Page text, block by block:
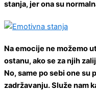
stanja, jer ona su
Na emocije ne možemo
ostanu, ako se za njih
No, same po sebi one
zadržavanju. Služe nam